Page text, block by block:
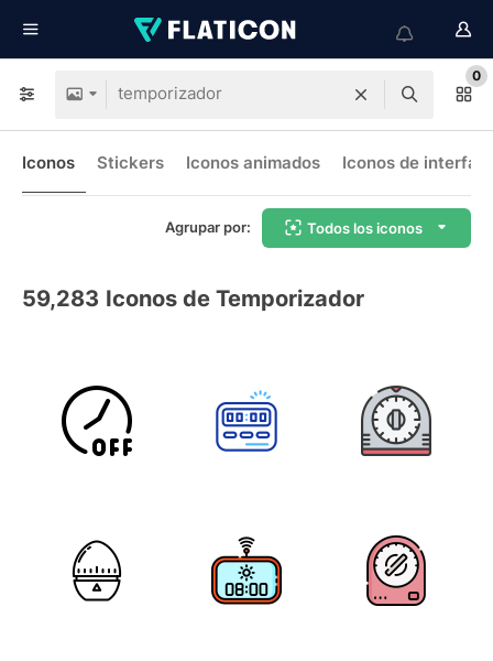
0
Iconos Stickers Iconos animados Iconos de interfaz
Agrupar por: Todos los iconos
59,283 Iconos de Temporizador